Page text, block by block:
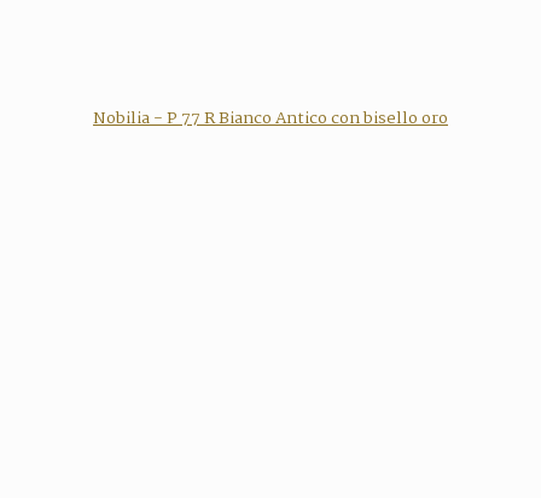
Nobilia - P 77 R Bianco Antico con bisello oro